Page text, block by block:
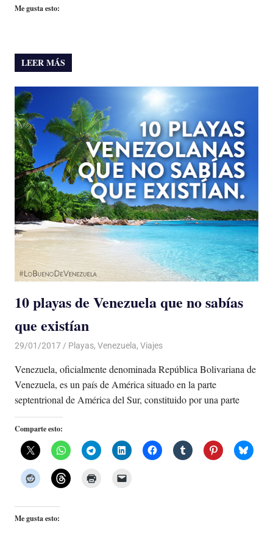
Me gusta esto:
LEER MÁS
10 playas de Venezuela que no sabías
que existían
29/01/2017 Luis Castellanos
Playas, Venezuela, Viajes
Venezuela, oficialmente denominada República Bolivariana de
Venezuela, es un país de América situado en la parte
septentrional de América del Sur, constituido por una parte
Comparte esto:
Me gusta esto: